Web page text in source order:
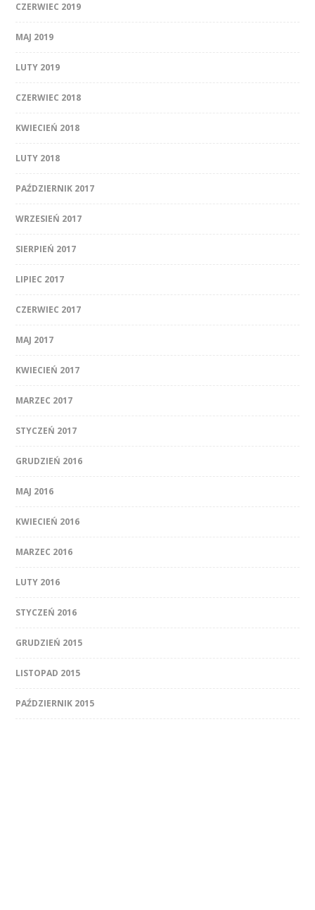
CZERWIEC 2019
MAJ 2019
LUTY 2019
CZERWIEC 2018
KWIECIEŃ 2018
LUTY 2018
PAŹDZIERNIK 2017
WRZESIEŃ 2017
SIERPIEŃ 2017
LIPIEC 2017
CZERWIEC 2017
MAJ 2017
KWIECIEŃ 2017
MARZEC 2017
STYCZEŃ 2017
GRUDZIEŃ 2016
MAJ 2016
KWIECIEŃ 2016
MARZEC 2016
LUTY 2016
STYCZEŃ 2016
GRUDZIEŃ 2015
LISTOPAD 2015
PAŹDZIERNIK 2015